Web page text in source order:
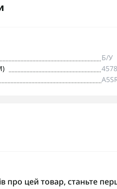
Б/У
про цей товар, станьте